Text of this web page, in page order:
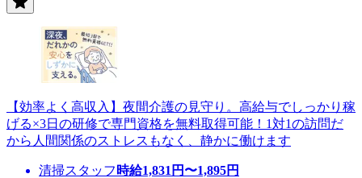
【効率よく高収入】夜間介護の見守り。高給与でしっかり稼
げる×3日の研修で専門資格を無料取得可能！1対1の訪問だ
から人間関係のストレスもなく、静かに働けます
清掃スタッフ 時給1,831 円〜1,895円